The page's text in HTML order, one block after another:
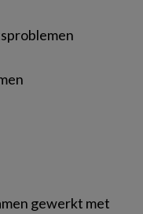
gewerkt met